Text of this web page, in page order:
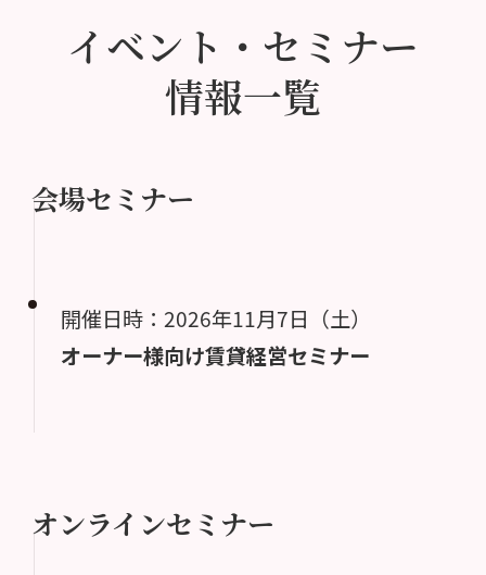
イベント・セミナー
情報一覧
会場セミナー
開催日時：2026年11月7日（土）
オーナー様向け賃貸経営セミナー
オンラインセミナー